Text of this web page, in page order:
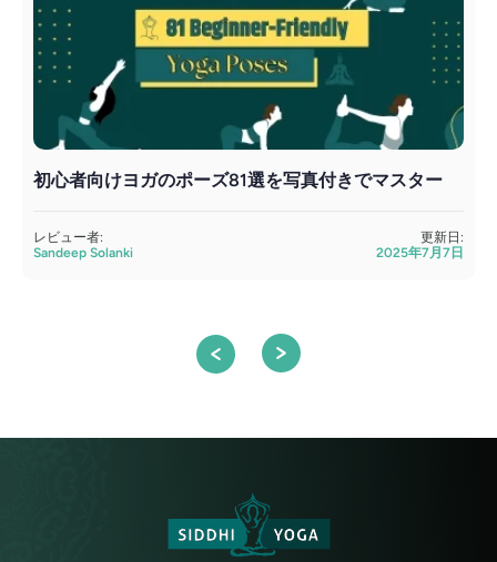
初心者向けヨガのポーズ81選を写真付きでマスター
レビュー者:
Sandeep Solanki
更新日:
2025年7月7日